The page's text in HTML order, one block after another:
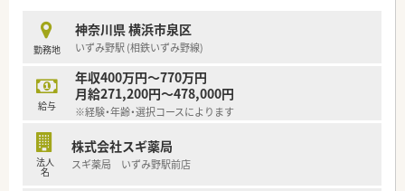
■充実した研修制度、人事制度、評価制度、キャリア支援制度等
があるのも特徴です
勤務地
神奈川県 横浜市泉区
いずみ野駅 (相鉄いずみ野線)
給与
年収400万円～770万円
月給271,200円～478,000円
※経験・年齢・選択コースによります
法人
名
株式会社スギ薬局
スギ薬局 いずみ野駅前店